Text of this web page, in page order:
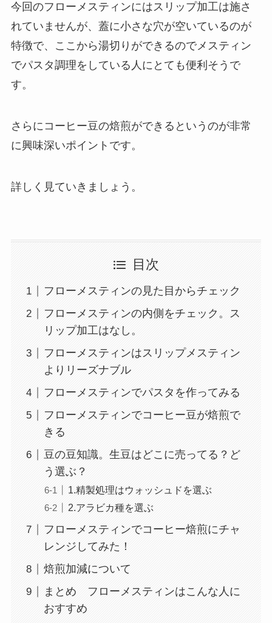
今回のフローメスティンにはスリップ加工は施さ
れていませんが、 蓋に小さな穴が空いているのが
特徴で、ここから湯切りができるのでメスティン
でパスタ調理をしている人にとても便利そうで
す。
さらに コーヒー豆の焙煎ができる というのが非常
に興味深いポイントです。
詳しく見ていきましょう。
目次
フローメスティンの見た目からチェック
フローメスティンの内側をチェック。ス
リップ加工はなし。
フローメスティンはスリップメスティン
よりリーズナブル
フローメスティンでパスタを作ってみる
フローメスティンでコーヒー豆が焙煎で
きる
豆の豆知識。生豆はどこに売ってる？ど
う選ぶ？
1.精製処理はウォッシュドを選ぶ
2.アラビカ種を選ぶ
フローメスティンでコーヒー焙煎にチャ
レンジしてみた！
焙煎加減について
まとめ フローメスティンはこんな人に
おすすめ